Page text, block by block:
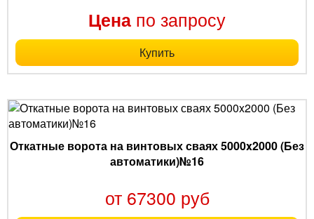
Цена по запросу
Купить
Откатные ворота на винтовых сваях 5000x2000 (Без
автоматики)№16
от 67300 руб